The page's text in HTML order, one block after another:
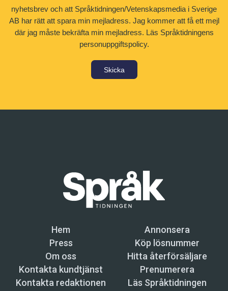
nyhetsbrev och att Språktidningen/Vetenskapsmedia i Sverige
AB har rätt att spara min mejladress. Jag kommer att få ett mejl
där jag måste bekräfta min mejladress. Läs Språktidningens
personuppgiftspolicy.
Skicka
Hem
Annonsera
Press
Köp lösnummer
Om oss
Hitta återförsäljare
Kontakta kundtjänst
Prenumerera
Kontakta redaktionen
Läs Språktidningen